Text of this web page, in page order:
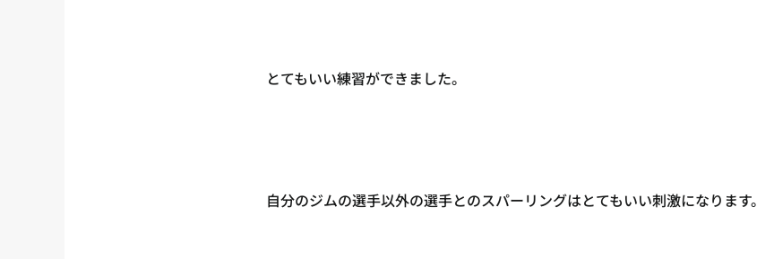
とてもいい練習ができました。
自分のジムの選手以外の選手とのスパーリングはとてもいい刺激になります。